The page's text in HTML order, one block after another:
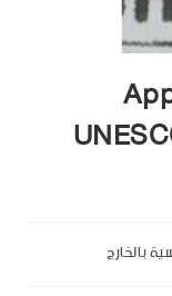
بالخارج